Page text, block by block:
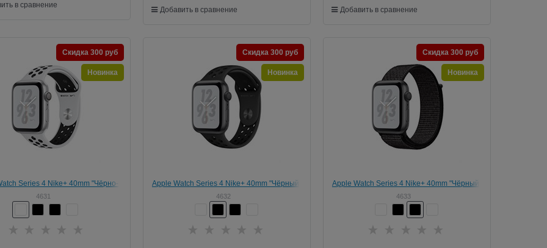
в сравнение
Добавить в сравнение Добавить в сравнение
Series 4 Nike+ 40mm "Чёрно-
(Панда) (с перфорацией)
4631
Скидка 300 руб
Новинка
Apple Watch Series 4 Nike+ 40mm "Чёрный"
(с перфорацией)
4632
Скидка 300 руб
Новинка
Apple Watch Series 4 Nike+ 40mm "Чёрный"
(с чёрным нейлоновым ремешком)
4633
Скидка 300 руб
Новинка